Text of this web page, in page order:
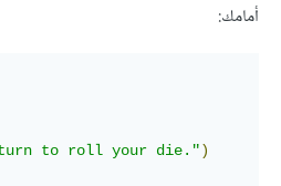
أمامك:
to roll your die.")